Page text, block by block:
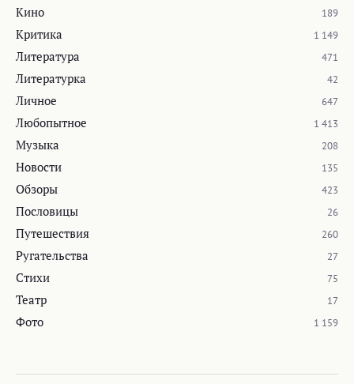
Кино 189
Критика 1 149
Литература 471
Литературка 42
Личное 647
Любопытное 1 413
Музыка 208
Новости 135
Обзоры 423
Пословицы 26
Путешествия 260
Ругательства 27
Стихи 75
Театр 17
Фото 1 159